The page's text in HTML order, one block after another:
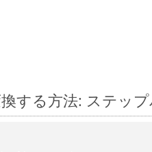
換する方法: ステッ